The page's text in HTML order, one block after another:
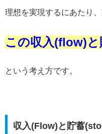
理想を実現するにあたり
この収入(flow)
という考え方です。
収入(Flow)と貯蓄